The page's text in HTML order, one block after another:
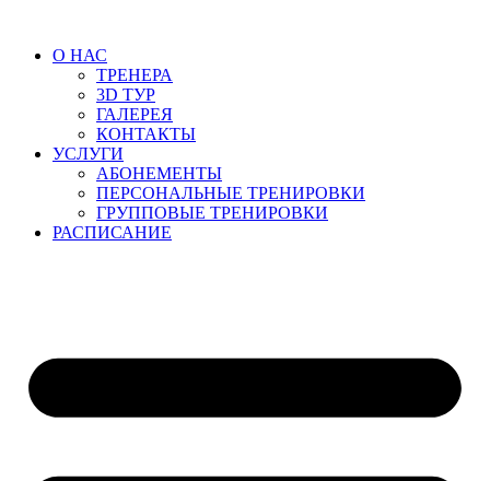
содержимому
О НАС
ТРЕНЕРА
3D ТУР
ГАЛЕРЕЯ
КОНТАКТЫ
УСЛУГИ
АБОНЕМЕНТЫ
ПЕРСОНАЛЬНЫЕ ТРЕНИРОВКИ
ГРУППОВЫЕ ТРЕНИРОВКИ
РАСПИСАНИЕ